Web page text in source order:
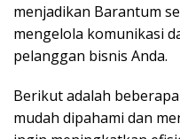
menjadikan Barantum
mengelola komunikasi
pelanggan bisnis Anda.
Berikut adalah
mudah dipahami dan